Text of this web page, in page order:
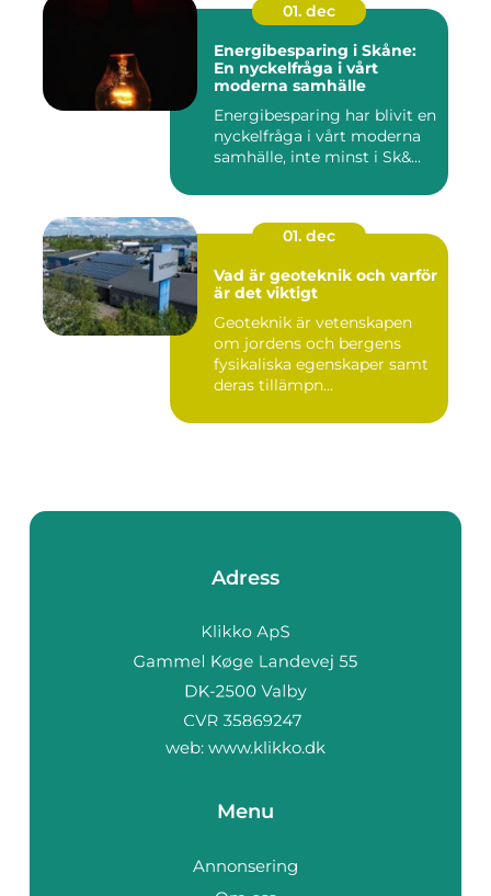
01. dec
Energibesparing i Skåne:
En nyckelfråga i vårt
moderna samhälle
Energibesparing har blivit en
nyckelfråga i vårt moderna
samhälle, inte minst i Sk&...
01. dec
Vad är geoteknik och varför
är det viktigt
Geoteknik är vetenskapen
om jordens och bergens
fysikaliska egenskaper samt
deras tillämpn...
Adress
web: www.klikko.dk
Menu
Annonsering